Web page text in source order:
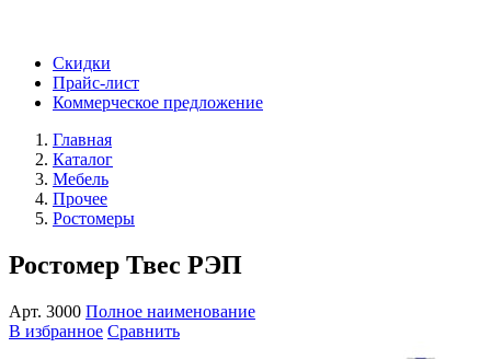
Скидки
Прайс-лист
Коммерческое предложение
Главная
Каталог
Мебель
Прочее
Ростомеры
Ростомер Твес РЭП
Арт. 3000 Полное наименование
В избранное Сравнить